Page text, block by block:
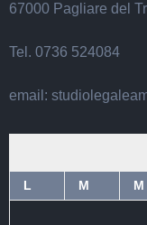
67000 Pagliare del
Tel. 0736 524084
email:
L M M